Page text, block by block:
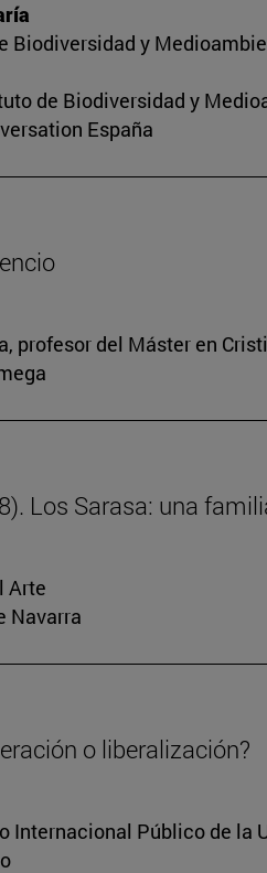
Biodiversidad y
de Biodiversidad y
España
profesor del Máster en
Los Sarasa: una
Arte
Navarra
o liberalización?
Internacional Público de la